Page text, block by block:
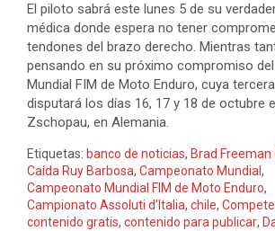
El piloto sabrá este lunes 5 de su
médica donde espera no tener
tendones del brazo derecho. Mientras
pensando en su próximo compromiso
Mundial FIM de Moto Enduro, cuya
disputará los días 16, 17 y 18 de octubre
Zschopau, en Alemania.
Etiquetas: banco de noticias, Brad Freeman
Caída Ruy Barbosa, Campeonato Mundial ,
Campeonato Mundial FIM de Moto Enduro,
Campionato Assoluti d’Italia, chile,
contenido gratis, contenido para publicar,